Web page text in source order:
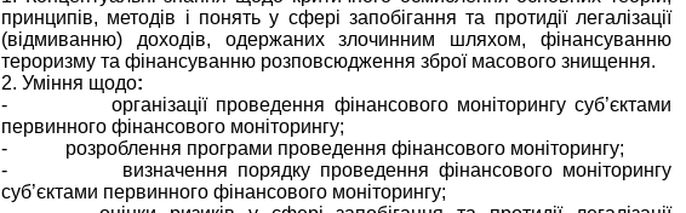
принципів, методів і понять у сфері запобігання та протидії легалізації
(відмиванню) доходів, одержаних злочинним шляхом, фінансуванню
тероризму та фінансуванню розповсюдження зброї масового знищення.
2. Уміння щодо:
- організації проведення фінансового моніторингу суб’єктами
первинного фінансового моніторингу;
- розроблення програми проведення фінансового моніторингу;
- визначення порядку проведення фінансового моніторингу
суб’єктами первинного фінансового моніторингу;